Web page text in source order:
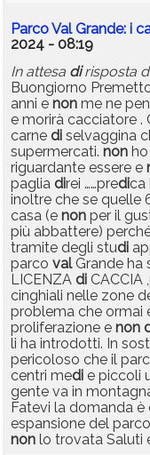
Parco Val Grande: i
2024 - 08:19
In attesa dirisposta
Buongiorno
anni e non me ne
e morirà cacciatore
carne di selvaggina
supermercati. non
riguardante essere e
paglia direi ……predica
inoltre che se quelle
casa (e non per il
più abbattere)
tramite degli studi
parco valGrande ha
LICENZA di CACCIA
cinghiali nelle zone
problema che ormai
proliferazione e non
li ha introdotti. In
pericoloso che il
centri medi e piccoli
gente va in
Fatevi la domanda
espansione del
non lo trovata Saluti